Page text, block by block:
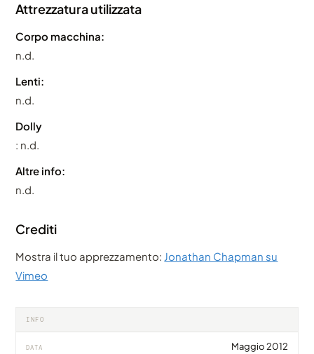
Attrezzatura utilizzata
Corpo macchina:
n.d.
Lenti:
n.d.
Dolly
: n.d.
Altre info:
n.d.
Crediti
Mostra il tuo apprezzamento: Jonathan Chapman su
Vimeo
INFO
DATA Maggio 2012